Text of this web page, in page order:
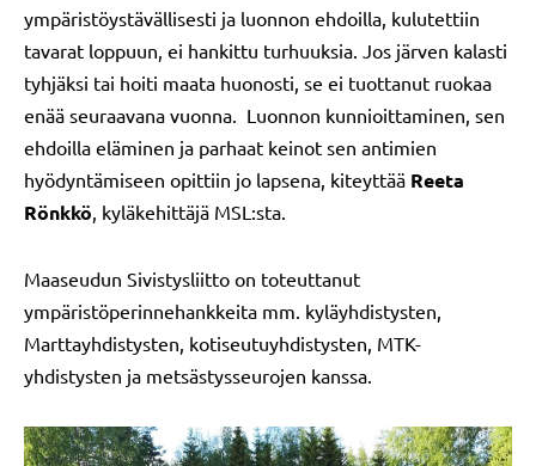
ympäristöystävällisesti ja luonnon ehdoilla, kulutettiin
tavarat loppuun, ei hankittu turhuuksia. Jos järven kalasti
tyhjäksi tai hoiti maata huonosti, se ei tuottanut ruokaa
enää seuraavana vuonna. Luonnon kunnioittaminen, sen
ehdoilla eläminen ja parhaat keinot sen antimien
hyödyntämiseen opittiin jo lapsena, kiteyttää Reeta
Rönkkö, kyläkehittäjä MSL:sta.
Maaseudun Sivistysliitto on toteuttanut
ympäristöperinnehankkeita mm. kyläyhdistysten,
Marttayhdistysten, kotiseutuyhdistysten, MTK-
yhdistysten ja metsästysseurojen kanssa.